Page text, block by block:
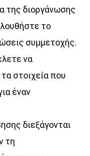
της διοργάνωσης
το
συμμετοχής.
να
στοιχεία που
έναν
διεξάγονται
τη